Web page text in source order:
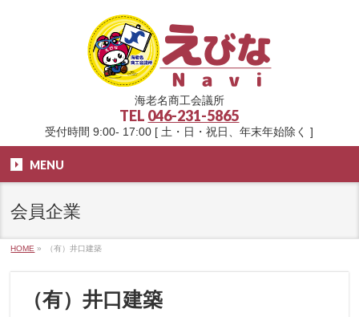
海老名商工会議所
TEL 046-231-5865
受付時間 9:00- 17:00 [ 土・日・祝日、年末年始除く ]
MENU
会員企業
HOME » （有）井口建築
（有）井口建築